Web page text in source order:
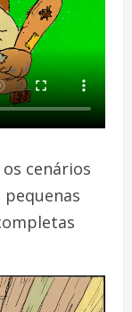
cenários